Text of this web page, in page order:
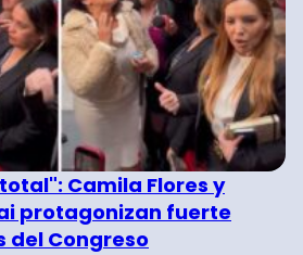
Camila Flores y
protagonizan fuerte
del Congreso